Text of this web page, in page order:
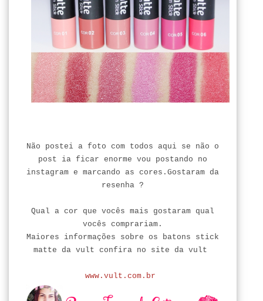
Não postei a foto com todos aqui se não o
post ia ficar enorme vou postando no
instagram e marcando as cores.Gostaram da
resenha ?
Qual a cor que vocês mais gostaram qual
vocês comprariam.
Maiores informações sobre os batons stick
matte da vult confira no site da vult
www.vult.com.br